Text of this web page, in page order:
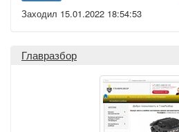
Заходил 15.01.2022 18:54:53
Главразбор